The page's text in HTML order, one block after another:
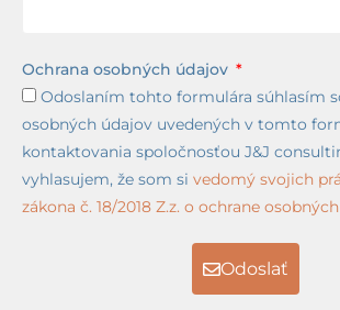
Ochrana osobných údajov
Odoslaním tohto formulára súhlasím
osobných údajov uvedených v tomto
kontaktovania spoločnosťou J&J
vyhlasujem, že som si vedomý svojich
zákona č. 18/2018 Z.z. o ochrane
Odoslať